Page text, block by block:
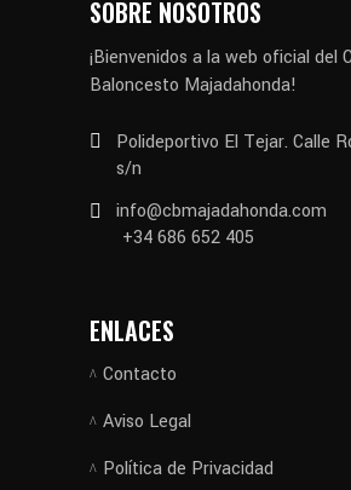
SOBRE NOSOTROS
¡Bienvenidos a la web oficial del
Baloncesto Majadahonda!
Polideportivo El Tejar. Calle
s/n
info@cbmajadahonda.com
+34 686 652 405
ENLACES
Contacto
Aviso Legal
Política de Privacidad